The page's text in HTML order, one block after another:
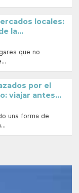
locales:
la...
que no
por el
viajar antes...
una forma de